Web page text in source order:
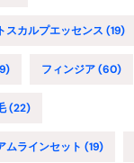
スカルプエッセンス (19)
フィンジア(60)
(22)
ムラインセット (19)